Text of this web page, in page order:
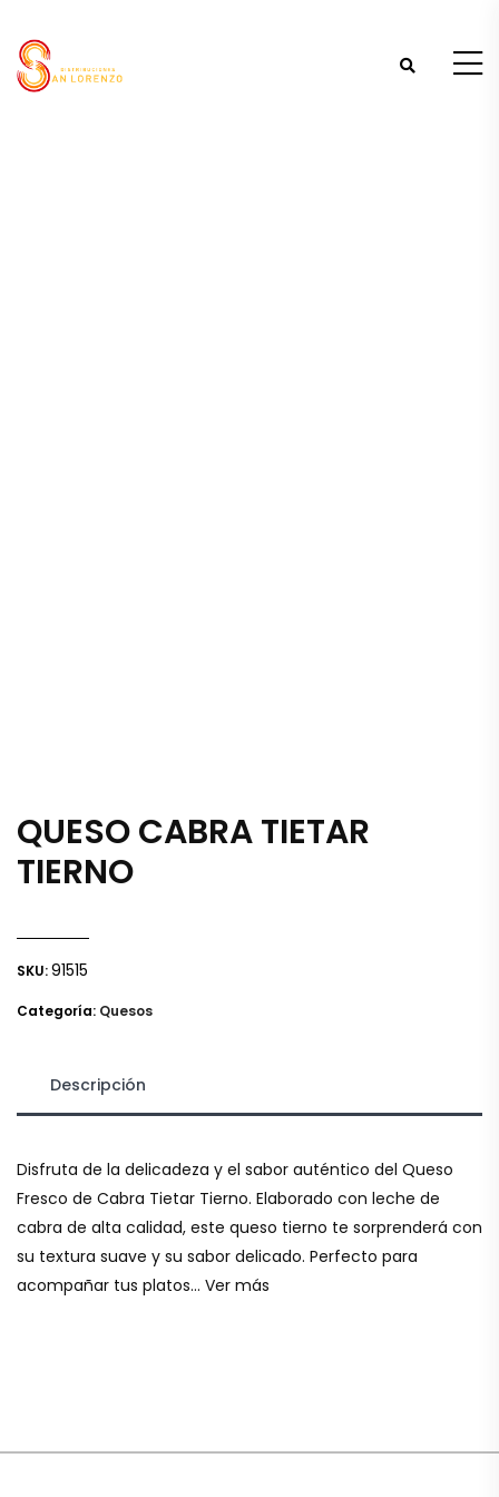
QUESO CABRA TIETAR
TIERNO
SKU:91515
Categoría: Quesos
Descripción
Disfruta de la delicadeza y el sabor auténtico del Queso
Fresco de Cabra Tietar Tierno. Elaborado con leche de
cabra de alta calidad, este queso tierno te sorprenderá con
su textura suave y su sabor delicado. Perfecto para
acompañar tus platos… Ver más